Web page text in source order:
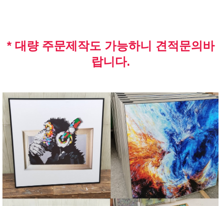
* 대량 주문제작도 가능하니 견적문의바
랍니다.